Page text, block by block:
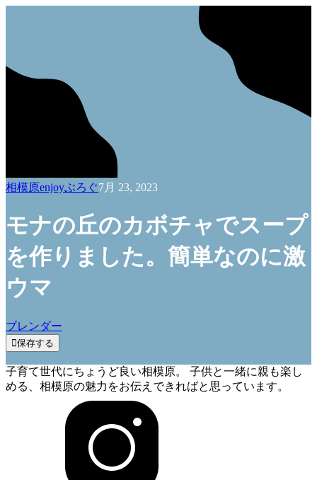
相模原enjoyぶろぐ7月 23, 2023
モナの丘のカボチャでスープ
を作りました。簡単なのに激
ウマ
ブレンダー
保存する
子育て世代にちょうど良い相模原。 子供と一緒に親も楽し
める、相模原の魅力をお伝えできればと思っています。